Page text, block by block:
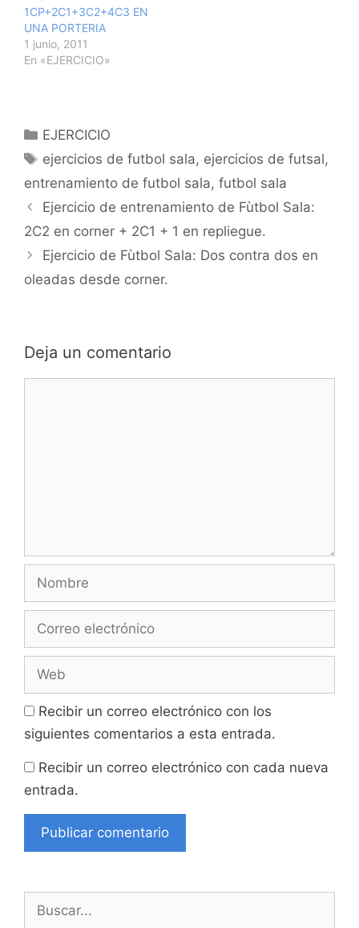
nuevo a…
1CP+2C1+3C2+4C3 EN
UNA PORTERIA
1 junio, 2011
En «EJERCICIO»
Categorías
EJERCICIO
Etiquetas
ejercicios de futbol sala, ejercicios de futsal,
entrenamiento de futbol sala, futbol sala
Navegación
de
Ejercicio de entrenamiento de Fùtbol Sala:
2C2 en corner + 2C1 + 1 en repliegue.
Ejercicio de Fùtbol Sala: Dos contra dos en
oleadas desde corner.
Deja un comentario
Nombre
Correo
Web
Recibir un correo electrónico con los
siguientes comentarios a esta entrada.
Recibir un correo electrónico con cada nueva
entrada.
Buscar: